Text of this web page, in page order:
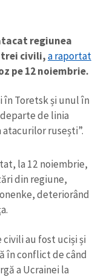
regiunea
trei civili,a raportat
pe 12 noiembrie.
în Toretsk și unul în
de linia
rusești”.
la 12 noiembrie,
din regiune,
deteriorând
civili au fost uciși și
în conflict de când
a Ucrainei la